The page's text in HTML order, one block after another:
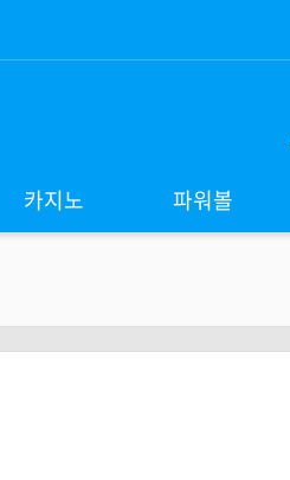
카지노 파워볼